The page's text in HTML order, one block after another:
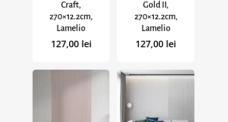
Craft,
270×12.2cm,
Lamelio
127,00 lei
Gold II,
270×12.2cm,
Lamelio
127,00 lei